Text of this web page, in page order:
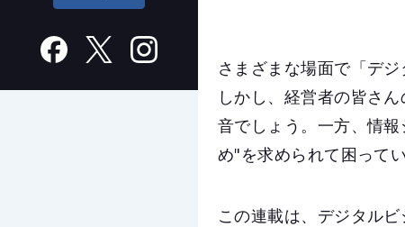
さまざまな場面で「デ
しかし、経営者の皆さ
音でしょう。一方、情
め"を求められて困って
この連載は、デジタル